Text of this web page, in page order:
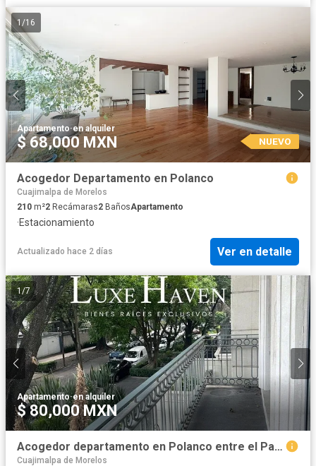
1/16
Apartamento·en alquiler
$ 68,000 MXN NUEVO
Acogedor Departamento en Polanco
Cuajimalpa de Morelos
210 m²2 Recámaras2 BañosApartamento
·Estacionamiento
Actualizado hace 2 días Ver en detalle
1/7
Apartamento·en alquiler
$ 80,000 MXN
Acogedor departamento en Polanco entre el Parque y Zona Hotelera
Cuajimalpa de Morelos